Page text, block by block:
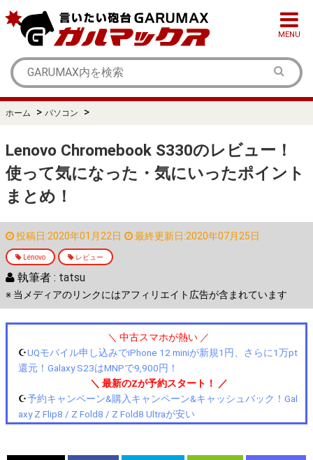
MENU
ホーム > パソコン >
Lenovo Chromebook S330のレビュー！
使って気になった・気にいったポイント
まとめ！
投稿日:2020年01月22日 最終更新日:2020年07月25日
Lenovo レビュー
執筆者 : tatsu
※ 当メディアのリンクにはアフィリエイト広告が含まれています
＼ 中古スマホが熱い ／
☪️UQモバイル申し込みでiPhone 12 miniが新規1円、さらに1万pt
還元！Galaxy S23はMNPで9,900円！
＼ 最新のZが予約スタート！ ／
☪️予約キャンペーン&購入キャンペーン&キャッシュバック！Gal
axy Z Flip8 / Z Fold8 / Z Fold8 Ultraが安い